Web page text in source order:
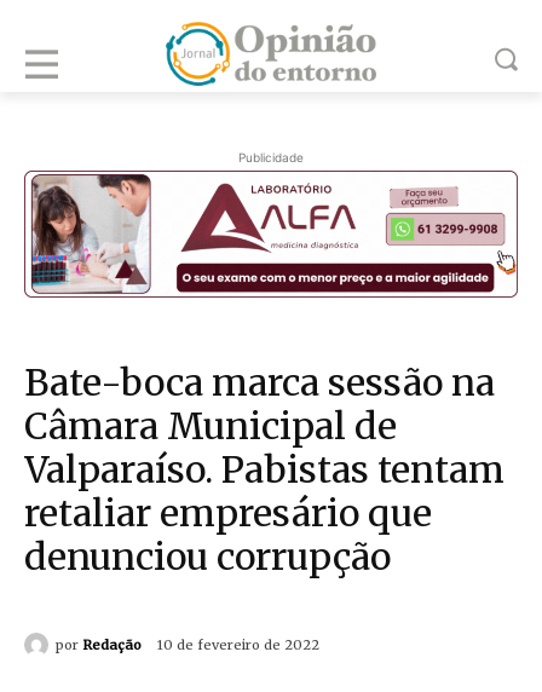
Publicidade
Bate-boca marca sessão na
Câmara Municipal de
Valparaíso. Pabistas tentam
retaliar empresário que
denunciou corrupção
por Redação 10 de fevereiro de 2022